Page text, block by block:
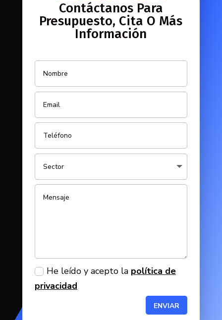
Contáctanos Para
Presupuesto, Cita O Más
Información
He leído y acepto la política de
privacidad
ENVIAR